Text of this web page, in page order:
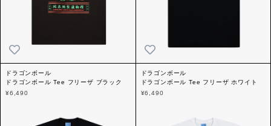
ドラゴンボール
ドラゴンボール Tee フリーザ ブラック
¥6,490
ドラゴンボール
ドラゴンボール Tee フリーザ ホワイト
¥6,490